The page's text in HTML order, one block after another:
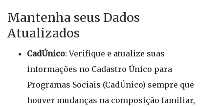
Mantenha seus Dados
Atualizados
CadÚnico: Verifique e atualize suas
informações no Cadastro Único para
Programas Sociais (CadÚnico) sempre que
houver mudanças na composição familiar,